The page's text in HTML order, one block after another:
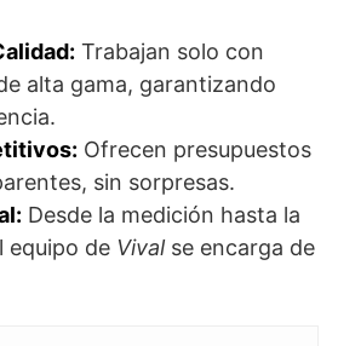
Trabajan solo con
alta gama, garantizando
Ofrecen presupuestos
sin sorpresas.
Desde la medición hasta la
equipo de Vivalse encarga de